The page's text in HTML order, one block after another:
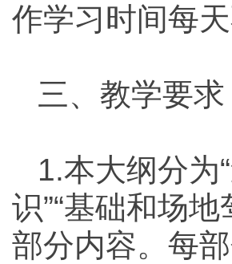
作学习时间每
三、教学要求
1.本大纲分为
识”“基础和场地
部分内容。每